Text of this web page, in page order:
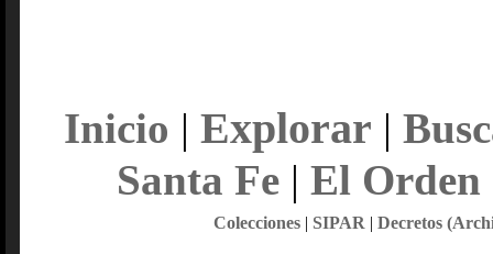
Inicio | Explorar |
Santa Fe| El Orden
Colecciones| SIPAR | Decretos